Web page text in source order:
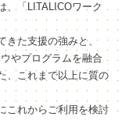
、「LITALICOワーク
きた支援の強みと、
やプログラムを融合
、これまで以上に質の
これからご利用を検討